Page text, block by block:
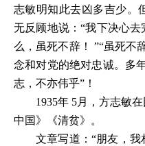
志敏明知此去凶多吉少。
无反顾地说：“我下决心
么，虽死不辞！ ”“虽死不
念和对党的绝对忠诚。多
志，不亦伟乎”！
1935年 5月，方志敏
中国》《清贫》。
文章写道：“朋友，